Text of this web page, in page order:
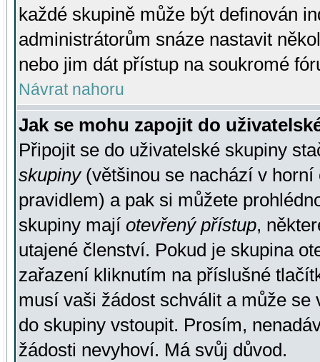
každé skupině může být definován
administrátorům snáze nastavit
nebo jim dát přístup na soukromé
Návrat nahoru
Jak se mohu zapojit do
Připojit se do uživatelské skupiny
skupiny(většinou se nachází v horní
pravidlem) a pak si můžete
skupiny mají otevřený přístup,
utajené členství. Pokud je skupina
zařazení kliknutím na příslušné
musí vaši žádost schválit a může se
do skupiny vstoupit. Prosím,
žádosti nevyhoví. Má svůj důvod.